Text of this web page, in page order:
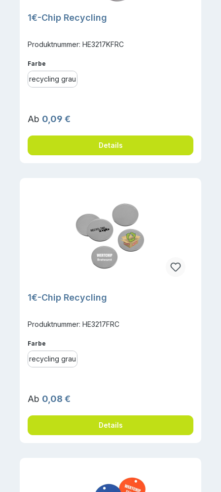
1€-Chip Recycling
Produktnummer: HE3217KFRC
Farbe
recycling grau
Regulärer Preis:
Ab 0,09 €
Details
1€-Chip Recycling
Produktnummer: HE3217FRC
Farbe
recycling grau
Regulärer Preis:
Ab 0,08 €
Details